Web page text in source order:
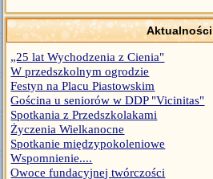
Aktualności
„25 lat Wychodzenia z Cienia"
W przedszkolnym ogrodzie
Festyn na Placu Piastowskim
Gościna u seniorów w DDP "Vicinitas"
Spotkania z Przedszkolakami
Życzenia Wielkanocne
Spotkanie międzypokoleniowe
Wspomnienie....
Owoce fundacyjnej twórczości